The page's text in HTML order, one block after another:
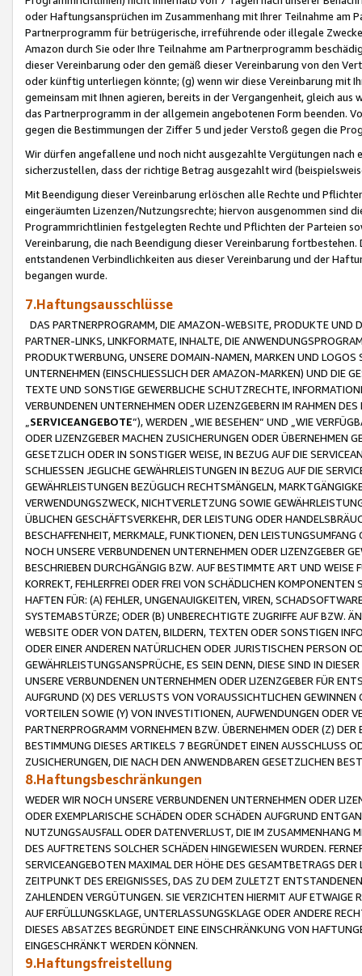
oder Haftungsansprüchen im Zusammenhang mit Ihrer Teilnahme am
Partnerprogramm für betrügerische, irreführende oder illegale
Amazon durch Sie oder Ihre Teilnahme am Partnerprogramm
dieser Vereinbarung oder den gemäß dieser Vereinbarung von den
oder künftig unterliegen könnte; (g) wenn wir diese Vereinbarung mit
gemeinsam mit Ihnen agieren, bereits in der Vergangenheit, gleich
das Partnerprogramm in der allgemein angebotenen Form beenden.
gegen die Bestimmungen der Ziffer 5 und jeder Verstoß gegen die
Wir dürfen angefallene und noch nicht ausgezahlte Vergütungen
sicherzustellen, dass der richtige Betrag ausgezahlt wird
Mit Beendigung dieser Vereinbarung erlöschen alle Rechte und
eingeräumten Lizenzen/Nutzungsrechte; hiervon ausgenommen sind
Programmrichtlinien festgelegten Rechte und Pflichten der Parteien
Vereinbarung, die nach Beendigung dieser Vereinbarung
entstandenen Verbindlichkeiten aus dieser Vereinbarung und der
begangen wurde.
7.Haftungsausschlüsse
DAS PARTNERPROGRAMM, DIE AMAZON-WEBSITE, PRODUKTE UND
PARTNER-LINKS, LINKFORMATE, INHALTE, DIE
PRODUKTWERBUNG, UNSERE DOMAIN-NAMEN, MARKEN UND
UNTERNEHMEN (EINSCHLIESSLICH DER AMAZON-MARKEN) UND DIE
TEXTE UND SONSTIGE GEWERBLICHE SCHUTZRECHTE,
VERBUNDENEN UNTERNEHMEN ODER LIZENZGEBERN IM RAHMEN
SERVICEANGEBOTE“), WERDEN „WIE BESEHEN“ UND „WIE
ODER LIZENZGEBER MACHEN ZUSICHERUNGEN ODER ÜBERNEHMEN
GESETZLICH ODER IN SONSTIGER WEISE, IN BEZUG AUF DIE
SCHLIESSEN JEGLICHE GEWÄHRLEISTUNGEN IN BEZUG AUF DIE
GEWÄHRLEISTUNGEN BEZÜGLICH RECHTSMÄNGELN,
VERWENDUNGSZWECK, NICHTVERLETZUNG SOWIE
ÜBLICHEN GESCHÄFTSVERKEHR, DER LEISTUNG ODER
BESCHAFFENHEIT, MERKMALE, FUNKTIONEN, DEN
NOCH UNSERE VERBUNDENEN UNTERNEHMEN ODER LIZENZGEBER
BESCHRIEBEN DURCHGÄNGIG BZW. AUF BESTIMMTE ART UND
KORREKT, FEHLERFREI ODER FREI VON SCHÄDLICHEN
HAFTEN FÜR: (A) FEHLER, UNGENAUIGKEITEN, VIREN,
SYSTEMABSTÜRZE; ODER (B) UNBERECHTIGTE ZUGRIFFE AUF BZW.
WEBSITE ODER VON DATEN, BILDERN, TEXTEN ODER SONSTIGEN
ODER EINER ANDEREN NATÜRLICHEN ODER JURISTISCHEN PERSON
GEWÄHRLEISTUNGSANSPRÜCHE, ES SEIN DENN, DIESE SIND IN
UNSERE VERBUNDENEN UNTERNEHMEN ODER LIZENZGEBER FÜR
AUFGRUND (X) DES VERLUSTS VON VORAUSSICHTLICHEN
VORTEILEN SOWIE (Y) VON INVESTITIONEN, AUFWENDUNGEN ODER
PARTNERPROGRAMM VORNEHMEN BZW. ÜBERNEHMEN ODER (Z)
BESTIMMUNG DIESES ARTIKELS 7 BEGRÜNDET EINEN AUSSCHLUSS
ZUSICHERUNGEN, DIE NACH DEN ANWENDBAREN GESETZLICHEN
8.Haftungsbeschränkungen
WEDER WIR NOCH UNSERE VERBUNDENEN UNTERNEHMEN ODER
ODER EXEMPLARISCHE SCHÄDEN ODER SCHÄDEN AUFGRUND
NUTZUNGSAUSFALL ODER DATENVERLUST, DIE IM ZUSAMMENHANG
DES AUFTRETENS SOLCHER SCHÄDEN HINGEWIESEN WURDEN.
SERVICEANGEBOTEN MAXIMAL DER HÖHE DES GESAMTBETRAGS
ZEITPUNKT DES EREIGNISSES, DAS ZU DEM ZULETZT
ZAHLENDEN VERGÜTUNGEN. SIE VERZICHTEN HIERMIT AUF
AUF ERFÜLLUNGSKLAGE, UNTERLASSUNGSKLAGE ODER ANDERE
DIESES ABSATZES BEGRÜNDET EINE EINSCHRÄNKUNG VON
EINGESCHRÄNKT WERDEN KÖNNEN.
9.Haftungsfreistellung